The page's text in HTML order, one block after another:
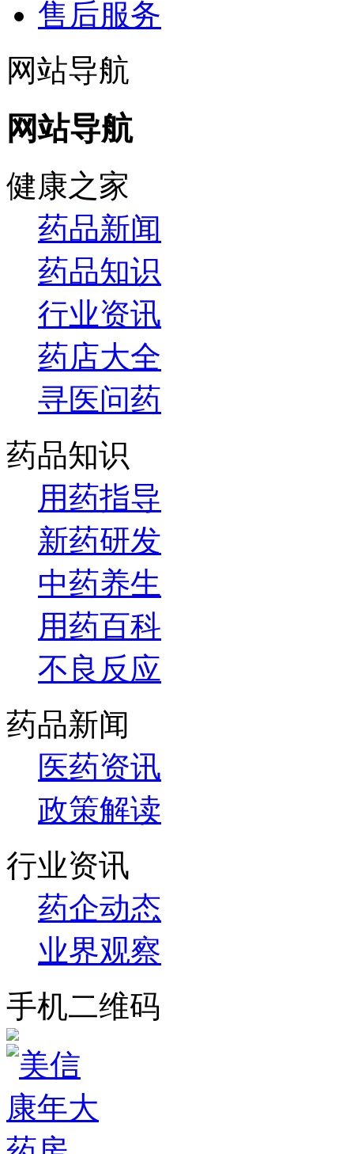
售后服务
网站导航
网站导航
健康之家
药品新闻
药品知识
行业资讯
药店大全
寻医问药
药品知识
用药指导
新药研发
中药养生
用药百科
不良反应
药品新闻
医药资讯
政策解读
行业资讯
药企动态
业界观察
手机二维码